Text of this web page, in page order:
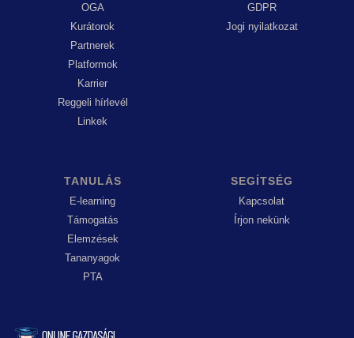
OGA
Kurátorok
Partnerek
Platformok
Karrier
Reggeli hírlevél
Linkek
GDPR
Jogi nyilatkozat
TANULÁS
E-learning
Támogatás
Elemzések
Tananyagok
PTA
SEGÍTSÉG
Kapcsolat
Írjon nekünk